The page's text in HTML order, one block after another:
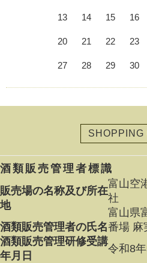
13 14 15 16
20 21 22 23
27 28 29 30
SHOPPING
酒類販売管理者標識
販売場の名称及び所在
地
富山空
社
富山県
酒類販売管理者の氏名番場 麻
酒類販売管理研修受講
年月日
令和8